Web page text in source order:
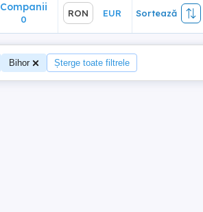
Companii
0
RON EUR Sortează
Bihor Șterge toate filtrele